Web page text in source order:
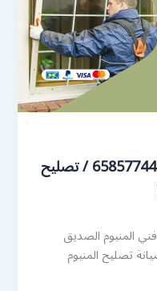
رقم صيانة المنيوم الصديق / 65857744 / تصليح
المنيوم الصديق
تصليح المنيوم